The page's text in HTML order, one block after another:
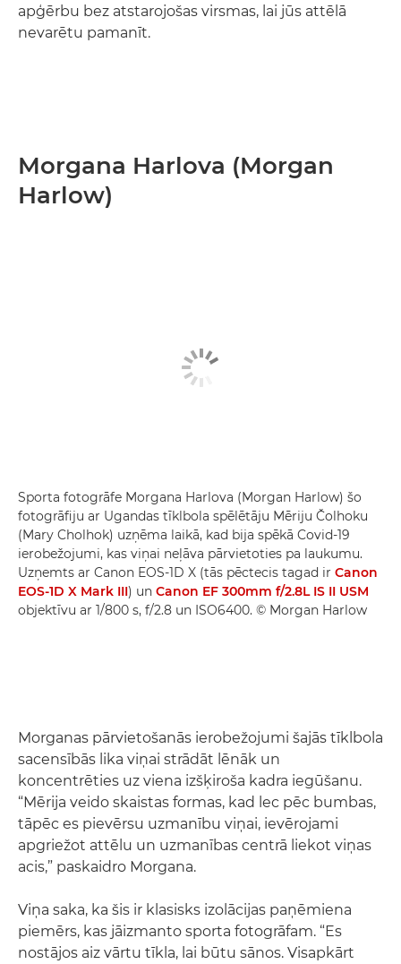
apģērbu bez atstarojošas virsmas, lai jūs attēlā
nevarētu pamanīt.
Morgana Harlova (Morgan
Harlow)
Sporta fotogrāfe Morgana Harlova (Morgan Harlow) šo
fotogrāfiju ar Ugandas tīklbola spēlētāju Mēriju Čolhoku
(Mary Cholhok) uzņēma laikā, kad bija spēkā Covid-19
ierobežojumi, kas viņai neļāva pārvietoties pa laukumu.
Uzņemts ar Canon EOS-1D X (tās pēctecis tagad ir Canon
EOS-1D X Mark III) un Canon EF 300mm f/2.8L IS II USM
objektīvu ar 1/800 s, f/2.8 un ISO6400. © Morgan Harlow
Morganas pārvietošanās ierobežojumi šajās tīklbola
sacensībās lika viņai strādāt lēnāk un
koncentrēties uz viena izšķiroša kadra iegūšanu.
“Mērija veido skaistas formas, kad lec pēc bumbas,
tāpēc es pievērsu uzmanību viņai, ievērojami
apgriežot attēlu un uzmanības centrā liekot viņas
acis,” paskaidro Morgana.
Viņa saka, ka šis ir klasisks izolācijas paņēmiena
piemērs, kas jāizmanto sporta fotogrāfam. “Es
nostājos aiz vārtu tīkla, lai būtu sānos. Visapkārt